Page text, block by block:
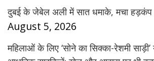
दुबई के जेबेल अली में सात धमाके, मचा हड़कंप
August 5, 2026
महिलाओं के लिए ‘सोने का सिक्का-रेशमी साड़ी’